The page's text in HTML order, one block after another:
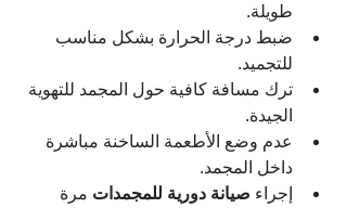
طويلة.
ضبط درجة الحرارة بشكل مناسب
للتجميد.
ترك مسافة كافية حول المجمد للتهوية
الجيدة.
عدم وضع الأطعمة الساخنة مباشرة
داخل المجمد.
إجراء صيانة دورية للمجمدات مرة